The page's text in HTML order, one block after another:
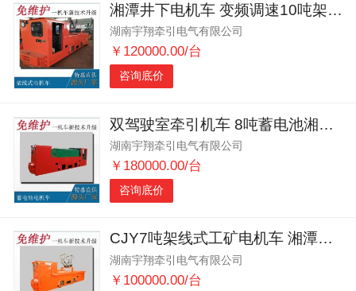
湘潭井下电机车 变频调速10吨架线式电机车
湖南宇翔牵引电气有限公司
￥120000.00/台
咨询底价
双驾驶室牵引机车 8吨蓄电池湘潭电机车 井下电机车厂家
湖南宇翔牵引电气有限公司
￥180000.00/台
咨询底价
CJY7吨架线式工矿电机车 湘潭电机车采购供应
湖南宇翔牵引电气有限公司
￥100000.00/台